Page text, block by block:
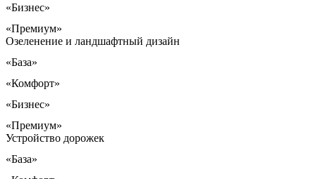
«Бизнес»
«Премиум»
Озеленение и ландшафтный дизайн
«База»
«Комфорт»
«Бизнес»
«Премиум»
Устройство дорожек
«База»